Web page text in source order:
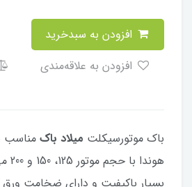
باک موتورسیکلت میلاد باک مناسب